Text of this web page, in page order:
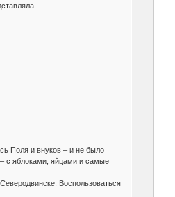
Поля и внуков – и не было
с яблоками, яйцами и самые
Воспользоваться